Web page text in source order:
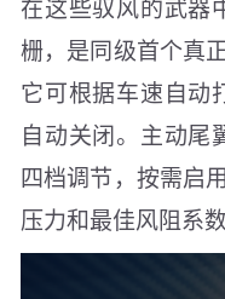
在这些驭风的武器
栅，是同级首个真
它可根据车速自动
自动关闭。主动尾
四档调节，按需启
压力和最佳风阻系